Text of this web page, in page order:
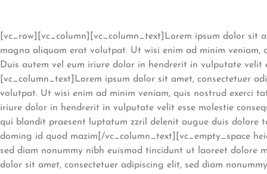
[vc_row][vc_column][vc_column_text]Lorem ipsum dolor sit
magna aliquam erat volutpat. Ut wisi enim ad minim
Duis autem vel eum iriure dolor in hendrerit in vulputate velit
[vc_column_text]Lorem ipsum dolor sit amet, consectetuer
volutpat. Ut wisi enim ad minim veniam, quis nostrud exerci
iriure dolor in hendrerit in vulputate velit esse molestie
qui blandit praesent luptatum zzril delenit augue duis dolore
doming id quod mazim[/vc_column_text][vc_empty_space
sed diam nonummy nibh euismod tincidunt ut laoreet dolore
dolor sit amet, consectetuer adipiscing elit, sed diam